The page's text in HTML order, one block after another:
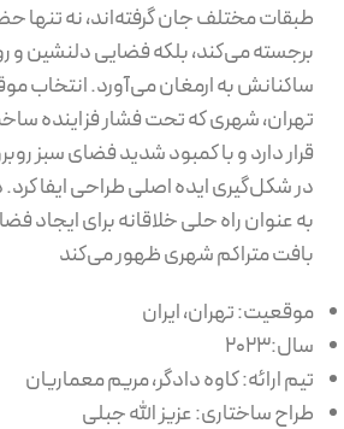
طبقات مختلف جان گرفته‌اند، نه تنها
برجسته می‌کند، بلکه فضایی دلنشین و
ساکنانش به ارمغان می‌آورد. انتخاب
تهران، شهری که تحت فشار فزاینده
قرار دارد و با کمبود شدید فضای سبز
در شکل‌گیری ایده اصلی طراحی ایفا کرد.
به عنوان راه حلی خلاقانه برای ایجاد
بافت متراکم شهری ظهور می‌کند
موقعیت: تهران، ایران
سال:۲۰۲۳
تیم ارائه: کاوه دادگر، مریم معماریان
طراح ساختاری: عزیز الله جبلی